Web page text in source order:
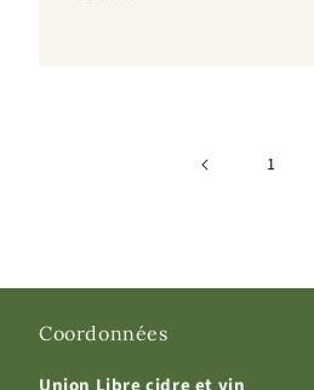
1
Coordonnées